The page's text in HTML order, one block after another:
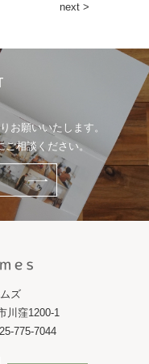
next >
お願いいたします。
相談ください。
ズ
川窪1200-1
775-7044